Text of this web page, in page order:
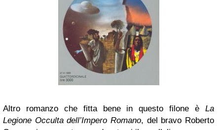
Altro romanzo che fitta bene in questo filone è La
Legione Occulta dell’Impero Romano, del bravo Roberto